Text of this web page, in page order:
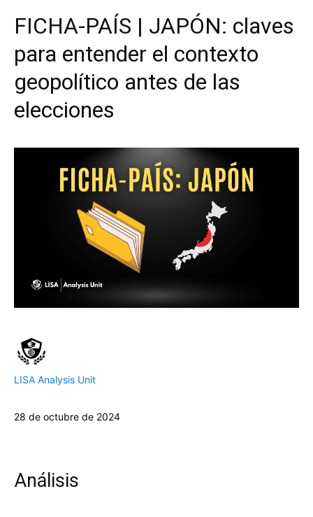
FICHA-PAÍS | JAPÓN: claves
para entender el contexto
geopolítico antes de las
elecciones
LISA Analysis Unit
28 de octubre de 2024
Análisis